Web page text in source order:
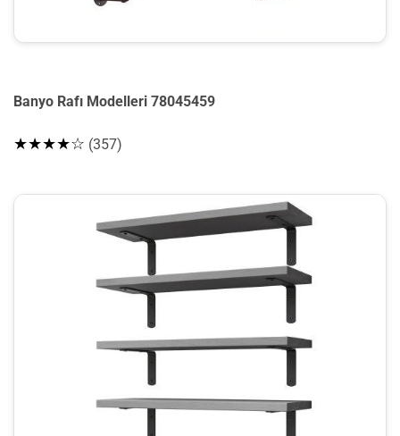
Banyo Rafı Modelleri 78045459
★★★★☆ (357)